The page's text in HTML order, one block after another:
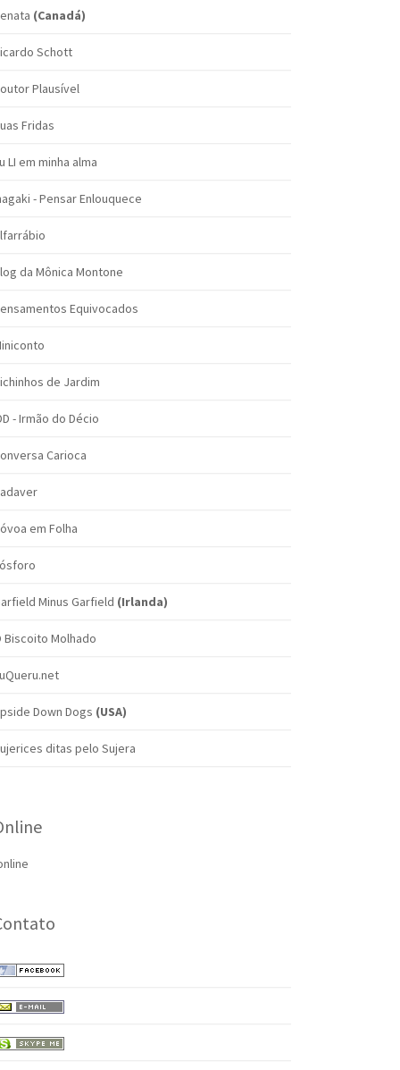
(Canadá)
Schott
Plausível
Fridas
LI em minha alma
- Pensar Enlouquece
da Mônica Montone
Equivocados
de Jardim
- Irmão do Décio
Carioca
em Folha
Minus Garfield (Irlanda)
Biscoito Molhado
Down Dogs (USA)
ditas pelo Sujera